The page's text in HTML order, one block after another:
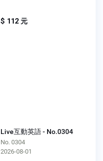
$ 112 元
Live互動英語 - No.0304
No. 0304
2026-08-01